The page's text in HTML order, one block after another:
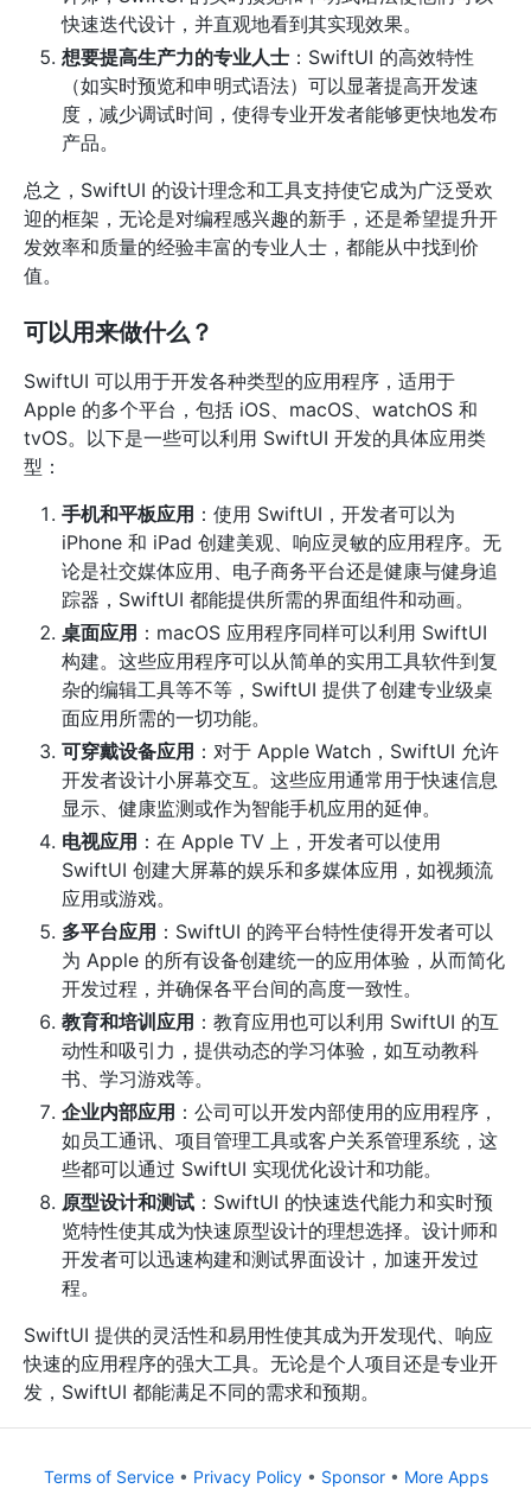
快速迭代设计，并直观地看到其实现效果。
想要提高生产力的专业人士 ：SwiftUI 的高效特性
（如实时预览和申明式语法）可以显著提高开发速
度，减少调试时间，使得专业开发者能够更快地发布
产品。
总之，SwiftUI 的设计理念和工具支持使它成为广泛受欢
迎的框架，无论是对编程感兴趣的新手，还是希望提升开
发效率和质量的经验丰富的专业人士，都能从中找到价
值。
可以用来做什么？
SwiftUI 可以用于开发各种类型的应用程序，适用于
Apple 的多个平台，包括 iOS、macOS、watchOS 和
tvOS。以下是一些可以利用 SwiftUI 开发的具体应用类
型：
手机和平板应用 ：使用 SwiftUI，开发者可以为
iPhone 和 iPad 创建美观、响应灵敏的应用程序。无
论是社交媒体应用、电子商务平台还是健康与健身追
踪器，SwiftUI 都能提供所需的界面组件和动画。
桌面应用 ：macOS 应用程序同样可以利用 SwiftUI
构建。这些应用程序可以从简单的实用工具软件到复
杂的编辑工具等不等，SwiftUI 提供了创建专业级桌
面应用所需的一切功能。
可穿戴设备应用 ：对于 Apple Watch，SwiftUI 允许
开发者设计小屏幕交互。这些应用通常用于快速信息
显示、健康监测或作为智能手机应用的延伸。
电视应用 ：在 Apple TV 上，开发者可以使用
SwiftUI 创建大屏幕的娱乐和多媒体应用，如视频流
应用或游戏。
多平台应用 ：SwiftUI 的跨平台特性使得开发者可以
为 Apple 的所有设备创建统一的应用体验，从而简化
开发过程，并确保各平台间的高度一致性。
教育和培训应用 ：教育应用也可以利用 SwiftUI 的互
动性和吸引力，提供动态的学习体验，如互动教科
书、学习游戏等。
企业内部应用 ：公司可以开发内部使用的应用程序，
如员工通讯、项目管理工具或客户关系管理系统，这
些都可以通过 SwiftUI 实现优化设计和功能。
原型设计和测试 ：SwiftUI 的快速迭代能力和实时预
览特性使其成为快速原型设计的理想选择。设计师和
开发者可以迅速构建和测试界面设计，加速开发过
程。
SwiftUI 提供的灵活性和易用性使其成为开发现代、响应
快速的应用程序的强大工具。无论是个人项目还是专业开
发，SwiftUI 都能满足不同的需求和预期。
Terms of Service• Privacy Policy• Sponsor• More Apps